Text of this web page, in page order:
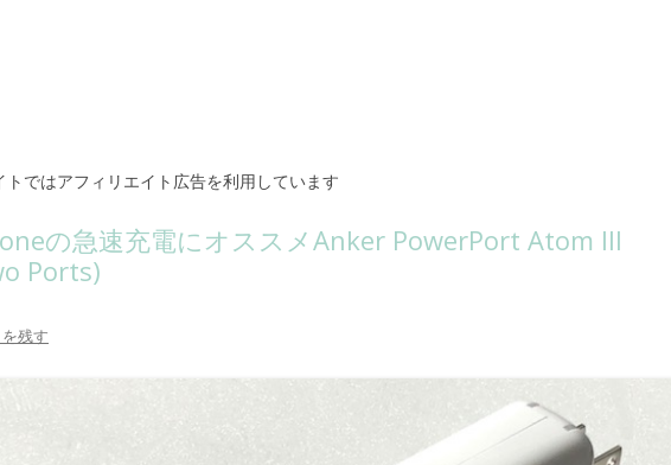
ではアフィリエイト広告を利用しています
の急速充電にオススメAnker PowerPort Atom III
Ports)
残す